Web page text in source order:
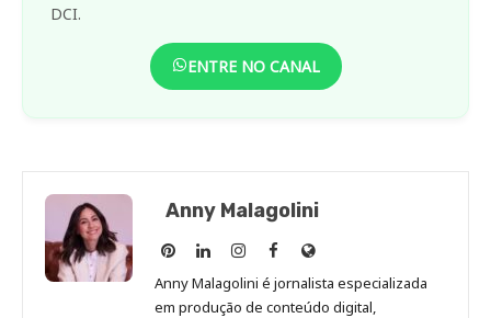
DCI.
ENTRE NO CANAL
Anny Malagolini
Anny
Malagolini
no
Anny
Malagolini
no
Anny
Malagolini
no
Anny
Malagolini
no
Site
de
Anny
Anny Malagolini é jornalista especializada
em produção de conteúdo digital,